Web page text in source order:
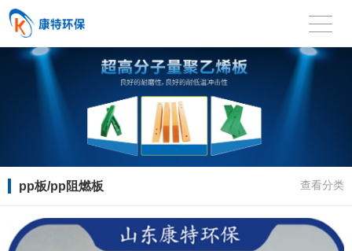
pp板/pp阻燃板 查看分类